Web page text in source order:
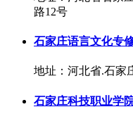
路12号
石家庄语言文化专
地址：河北省.石家
石家庄科技职业学